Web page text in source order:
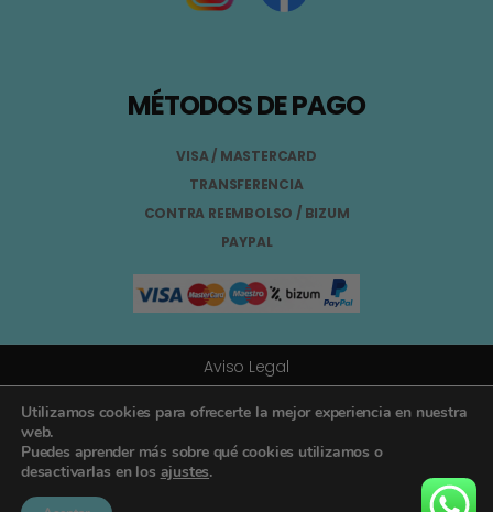
MÉTODOS DE PAGO
VISA / MASTERCARD
TRANSFERENCIA
CONTRA REEMBOLSO / BIZUM
PAYPAL
Aviso Legal
Términos y Condiciones
Política de Privacidad
Registro General Sanitario Nº 26.024094/GR
Utilizamos cookies para ofrecerte la mejor experiencia en nuestra
web.
Puedes aprender más sobre qué cookies utilizamos o
desactivarlas en los ajustes.